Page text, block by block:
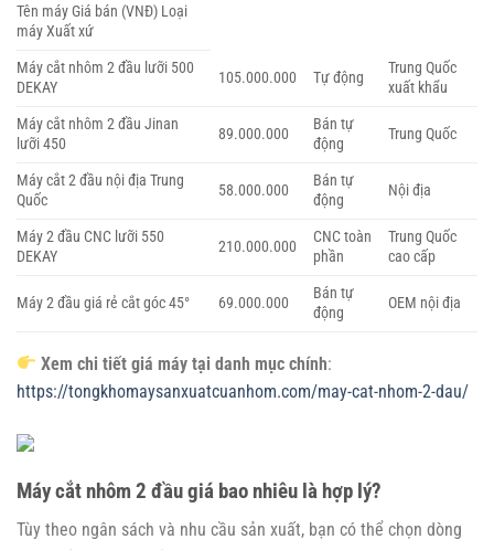
Tên máy Giá bán (VNĐ) Loại
máy Xuất xứ
Máy cắt nhôm 2 đầu lưỡi 500
DEKAY
105.000.000 Tự động
Trung Quốc
xuất khẩu
Máy cắt nhôm 2 đầu Jinan
lưỡi 450
89.000.000
Bán tự
động
Trung Quốc
Máy cắt 2 đầu nội địa Trung
Quốc
58.000.000
Bán tự
động
Nội địa
Máy 2 đầu CNC lưỡi 550
DEKAY
210.000.000
CNC toàn
phần
Trung Quốc
cao cấp
Máy 2 đầu giá rẻ cắt góc 45° 69.000.000
Bán tự
động
OEM nội địa
Xem chi tiết giá máy tại danh mục chính:
https://tongkhomaysanxuatcuanhom.com/may-cat-nhom-2-dau/
Máy cắt nhôm 2 đầu giá bao nhiêu là hợp lý?
Tùy theo ngân sách và nhu cầu sản xuất, bạn có thể chọn dòng